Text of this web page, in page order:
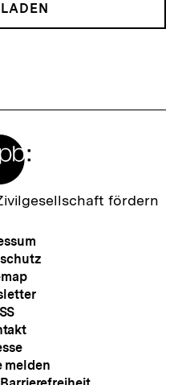
fördern
Meta-
Navigation
melden